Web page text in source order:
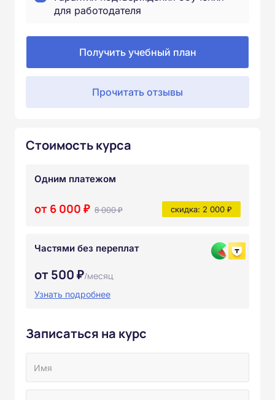
для работодателя
Получить учебный план
Прочитать отзывы
Стоимость курса
Одним платежом
от 6 000 ₽ 8 000 ₽ скидка: 2 000 ₽
Частями без переплат
от 500 ₽/месяц
Узнать подробнее
Записаться на курс